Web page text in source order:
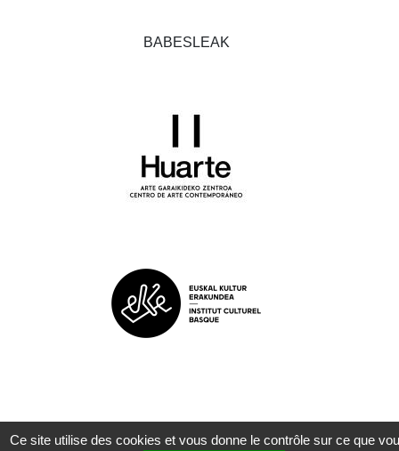
BABESLEAK
Ce site utilise des cookies et vous donne le contrôle sur ce que